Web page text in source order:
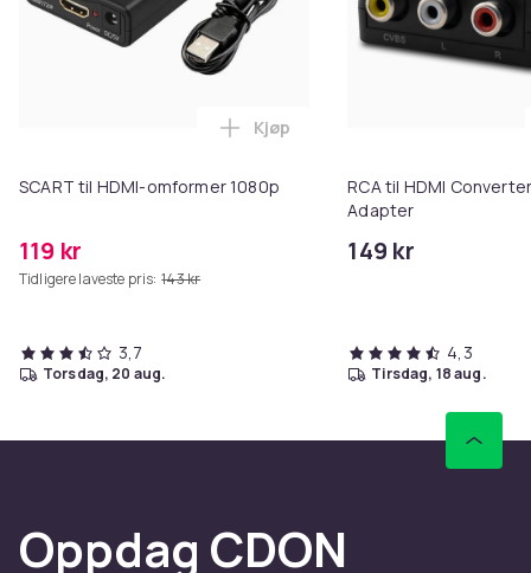
SCART til HDMI-omformer 1080p
119 kr
Tidligere laveste pris: 143 kr
Legg SCART til HDMI-omformer
Kjøp
3,7
torsdag, 20 aug.
RCA til HDMI
Adapter
149 kr
4,3
tirsdag, 18 aug.
Oppdag CDON